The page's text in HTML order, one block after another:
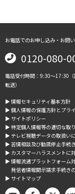
お電話でのお申し込み・お問
0120-080-
電話受付時間：9:30～17:30
転送）
▶︎ 情報セキュリティ基本方針
▶︎ 個人情報の保護方針とプラ
▶︎ サイトポリシー
▶︎ 特定個人情報等の適切な取
▶︎ テレビ視聴データの取扱い
▶︎ 苦情相談及び勧誘停止手続
▶︎ カスタマーハラスメントに
▶︎ 情報流通プラットフォーム
発信者情報開示請求手続き
▶︎ サイトマップ